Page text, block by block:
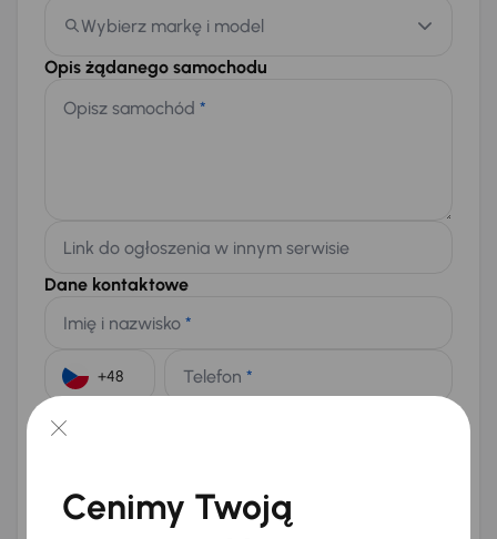
Wybierz markę i model
Opis żądanego samochodu
Opisz samochód *
Link do ogłoszenia w innym serwisie
Dane kontaktowe
Imię i nazwisko *
Telefon *
E-mail
Na numer telefonu (opcjonalnie)
Cenimy Twoją